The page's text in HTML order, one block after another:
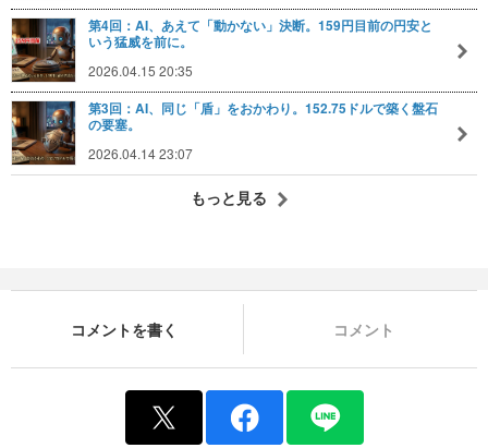
第4回：AI、あえて「動かない」決断。159円目前の円安と
いう猛威を前に。
2026.04.15 20:35
第3回：AI、同じ「盾」をおかわり。152.75ドルで築く盤石
の要塞。
2026.04.14 23:07
もっと見る
コメントを書く コメント